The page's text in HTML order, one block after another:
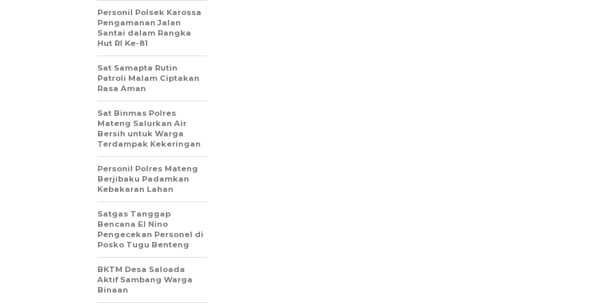
Personil Polsek Karossa
Pengamanan Jalan
Santai dalam Rangka
Hut RI Ke-81
Sat Samapta Rutin
Patroli Malam Ciptakan
Rasa Aman
Sat Binmas Polres
Mateng Salurkan Air
Bersih untuk Warga
Terdampak Kekeringan
Personil Polres Mateng
Berjibaku Padamkan
Kebakaran Lahan
Satgas Tanggap
Bencana El Nino
Pengecekan Personel di
Posko Tugu Benteng
BKTM Desa Saloada
Aktif Sambang Warga
Binaan